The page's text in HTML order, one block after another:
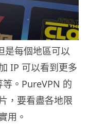
每個地區可以
IP 可以看到更多
。PureVPN 的
，要看盡各地限
用。